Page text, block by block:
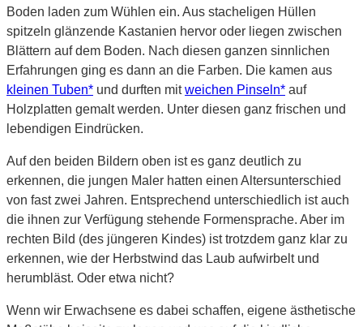
Boden laden zum Wühlen ein. Aus stacheligen Hüllen
spitzeln glänzende Kastanien hervor oder liegen zwischen
Blättern auf dem Boden. Nach diesen ganzen sinnlichen
Erfahrungen ging es dann an die Farben. Die kamen aus
kleinen Tuben* und durften mitweichen Pinseln* auf
Holzplatten gemalt werden. Unter diesen ganz frischen und
lebendigen Eindrücken.
Auf den beiden Bildern oben ist es ganz deutlich zu
erkennen, die jungen Maler hatten einen Altersunterschied
von fast zwei Jahren. Entsprechend unterschiedlich ist auch
die ihnen zur Verfügung stehende Formensprache. Aber im
rechten Bild (des jüngeren Kindes) ist trotzdem ganz klar zu
erkennen, wie der Herbstwind das Laub aufwirbelt und
herumbläst. Oder etwa nicht?
Wenn wir Erwachsene es dabei schaffen, eigene ästhetische